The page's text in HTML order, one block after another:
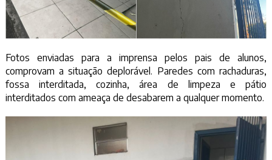
Fotos enviadas para a imprensa pelos pais de alunos,
comprovam a situação deplorável. Paredes com rachaduras,
fossa interditada, cozinha, área de limpeza e pátio
interditados com ameaça de desabarem a qualquer momento.